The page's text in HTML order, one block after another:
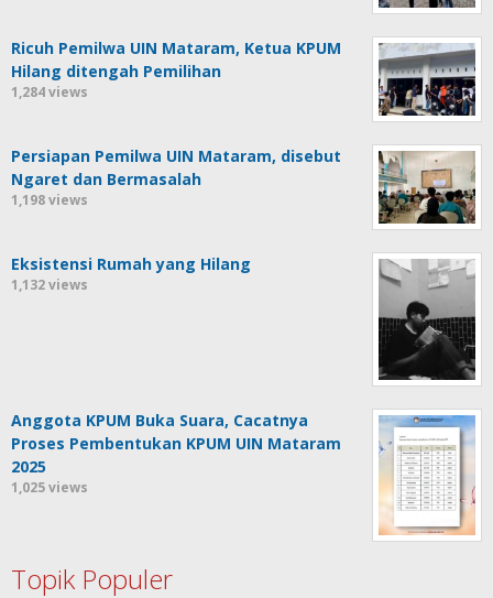
Ricuh Pemilwa UIN Mataram, Ketua KPUM
Hilang ditengah Pemilihan
1,284 views
Persiapan Pemilwa UIN Mataram, disebut
Ngaret dan Bermasalah
1,198 views
Eksistensi Rumah yang Hilang
1,132 views
Anggota KPUM Buka Suara, Cacatnya
Proses Pembentukan KPUM UIN Mataram
2025
1,025 views
Topik Populer